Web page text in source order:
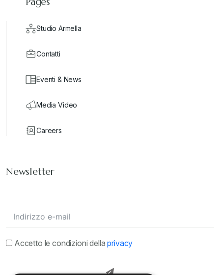
Studio Armella
Contatti
Eventi & News
Media Video
Careers
Newsletter
Accetto le condizioni dellaprivacy